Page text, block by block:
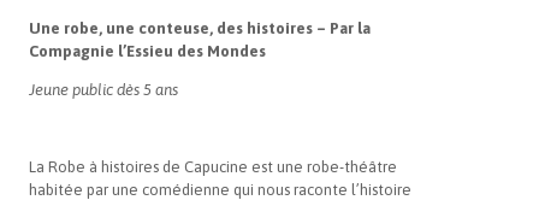
Une robe, une conteuse, des histoires – Par la
Compagnie l’Essieu des Mondes
Jeune public dès 5 ans
La Robe à histoires de Capucine est une robe-théâtre
habitée par une comédienne qui nous raconte l’histoire